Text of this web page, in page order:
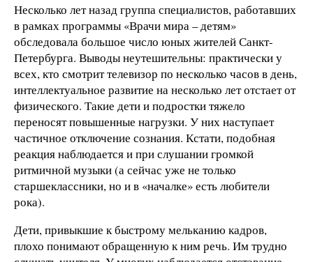
Несколько лет назад группа специалистов, работавших
в рамках программы «Врачи мира – детям»
обследовала большое число юных жителей Санкт-
Петербурга. Выводы неутешительны: практически у
всех, кто смотрит телевизор по несколько часов в день,
интеллектуальное развитие на несколько лет отстает от
физического. Такие дети и подростки тяжело
переносят повышенные нагрузки. У них наступает
частичное отключение сознания. Кстати, подобная
реакция наблюдается и при слушании громкой
ритмичной музыки (а сейчас уже не только
старшеклассники, но и в «началке» есть любители
рока).
Дети, привыкшие к быстрому мельканию кадров,
плохо понимают обращенную к ним речь. Им трудно